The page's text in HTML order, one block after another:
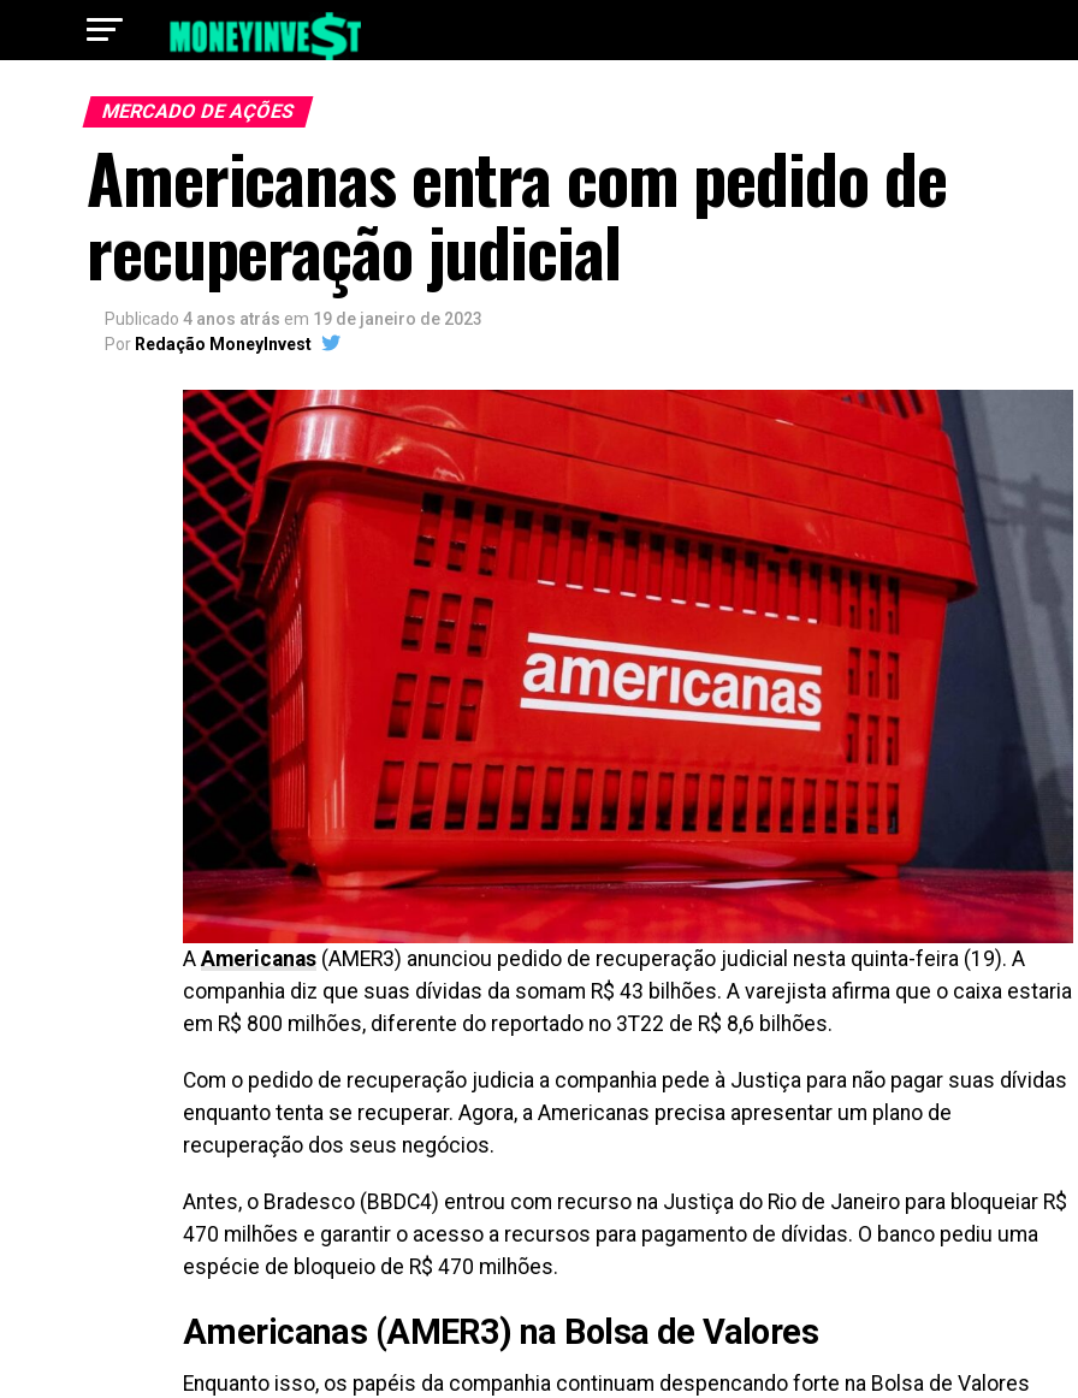
MERCADO DE AÇÕES
Americanas entra com pedido de
recuperação judicial
Publicado 4 anos atrás em 19 de janeiro de 2023
Por Redação MoneyInvest
A Americanas (AMER3) anunciou pedido de recuperação judicial nesta quinta-feira (19). A
companhia diz que suas dívidas da somam R$ 43 bilhões. A varejista afirma que o caixa estaria
em R$ 800 milhões, diferente do reportado no 3T22 de R$ 8,6 bilhões.
Com o pedido de recuperação judicia a companhia pede à Justiça para não pagar suas dívidas
enquanto tenta se recuperar. Agora, a Americanas precisa apresentar um plano de
recuperação dos seus negócios.
Antes, o Bradesco (BBDC4) entrou com recurso na Justiça do Rio de Janeiro para bloqueiar R$
470 milhões e garantir o acesso a recursos para pagamento de dívidas. O banco pediu uma
espécie de bloqueio de R$ 470 milhões.
Americanas (AMER3) na Bolsa de Valores
Enquanto isso, os papéis da companhia continuam despencando forte na Bolsa de Valores